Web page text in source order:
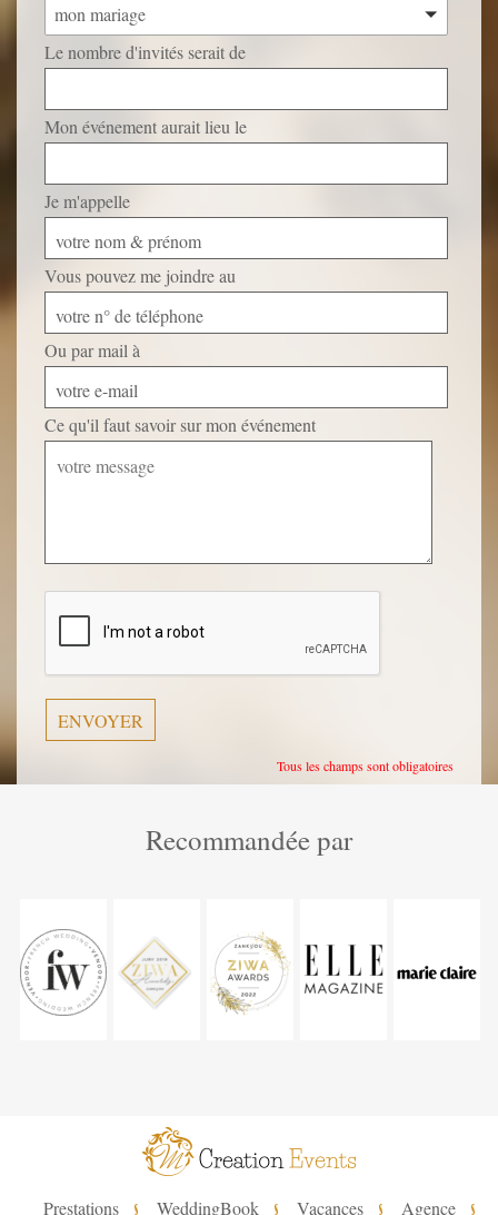
mon mariage
Le nombre d'invités serait de
Mon événement aurait lieu le
Je m'appelle
votre nom & prénom
Vous pouvez me joindre au
votre n° de téléphone
Ou par mail à
votre e-mail
Ce qu'il faut savoir sur mon événement
champ
vide.
Tous les champs sont obligatoires
Recommandée par
Prestations WeddingBook Vacances
Agence